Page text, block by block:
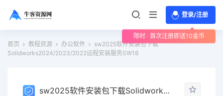
登录/注册
限时 · 首次注册即送10金币
首页 教程资源 办公软件
sw2025软件安装包下载
Solidworks2024/2023/2022远程安装服务SW18
sw2025软件安装包下载Solidworks2024/2023/2022远程安装服务SW18